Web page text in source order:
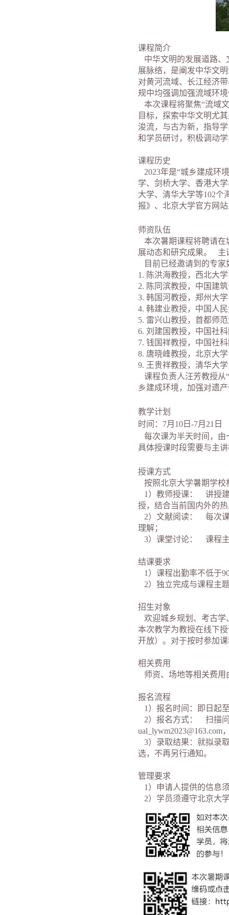
课程简介
中华文明的发展道路、
展脉络，是阐发中华文
对黄河流域、长江经济
规中均强调加强流域环
本次课程将聚焦“流域
目标，探索中华文明尤
浚流，与古为新，指导
和学员研讨，积极调动
课程历史
2023年是“城乡建成环
学、剑桥大学、香港大
大学、清华大学等102
报》、北京大学官方网
师资队伍
本次暑期课程将聘请在
展动态和研究成果。 主
目前已经邀请到的专家
1. 陈洪海教授，西北大学
2. 陈同滨教授，中国建
3. 韩国河教授，郑州大学
4. 韩建业教授，中国人
5. 雷兴山教授，首都师
6. 刘建国教授，中国社
7. 钱国祥教授，中国社
8. 唐晓峰教授，北京大学
9. 王贵祥教授，清华大学
课程负责人汪芳教授从
乡建成环境，加强对遗
教学计划
时间：7月10日-7月21日
每次课为半天时间，由
具体授课时段需要与主
授课方式
按照北京大学暑期学校
1）教师授课： 讲授建
授，结合当前国内外的
2）文献阅读： 每次课
理解；
3）课堂讨论： 课程主
结课要求
1）课程出勤率不低于
2）独立完成与课程主
招生对象
欢迎城乡规划、考古学
本次教学为教授在线下
开放）。对于按时参加
相关费用
师资、场地等相关费用
报名流程
1）报名时间：即日起
2）报名方式： 扫描问
3）录取结果：就拟录
选，不再另行通知。
管理要求
1）申请人提供的信息
2）学员须遵守北京大